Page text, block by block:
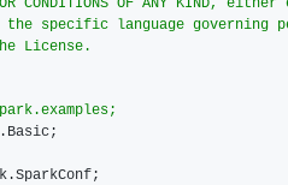
大模型解决方案